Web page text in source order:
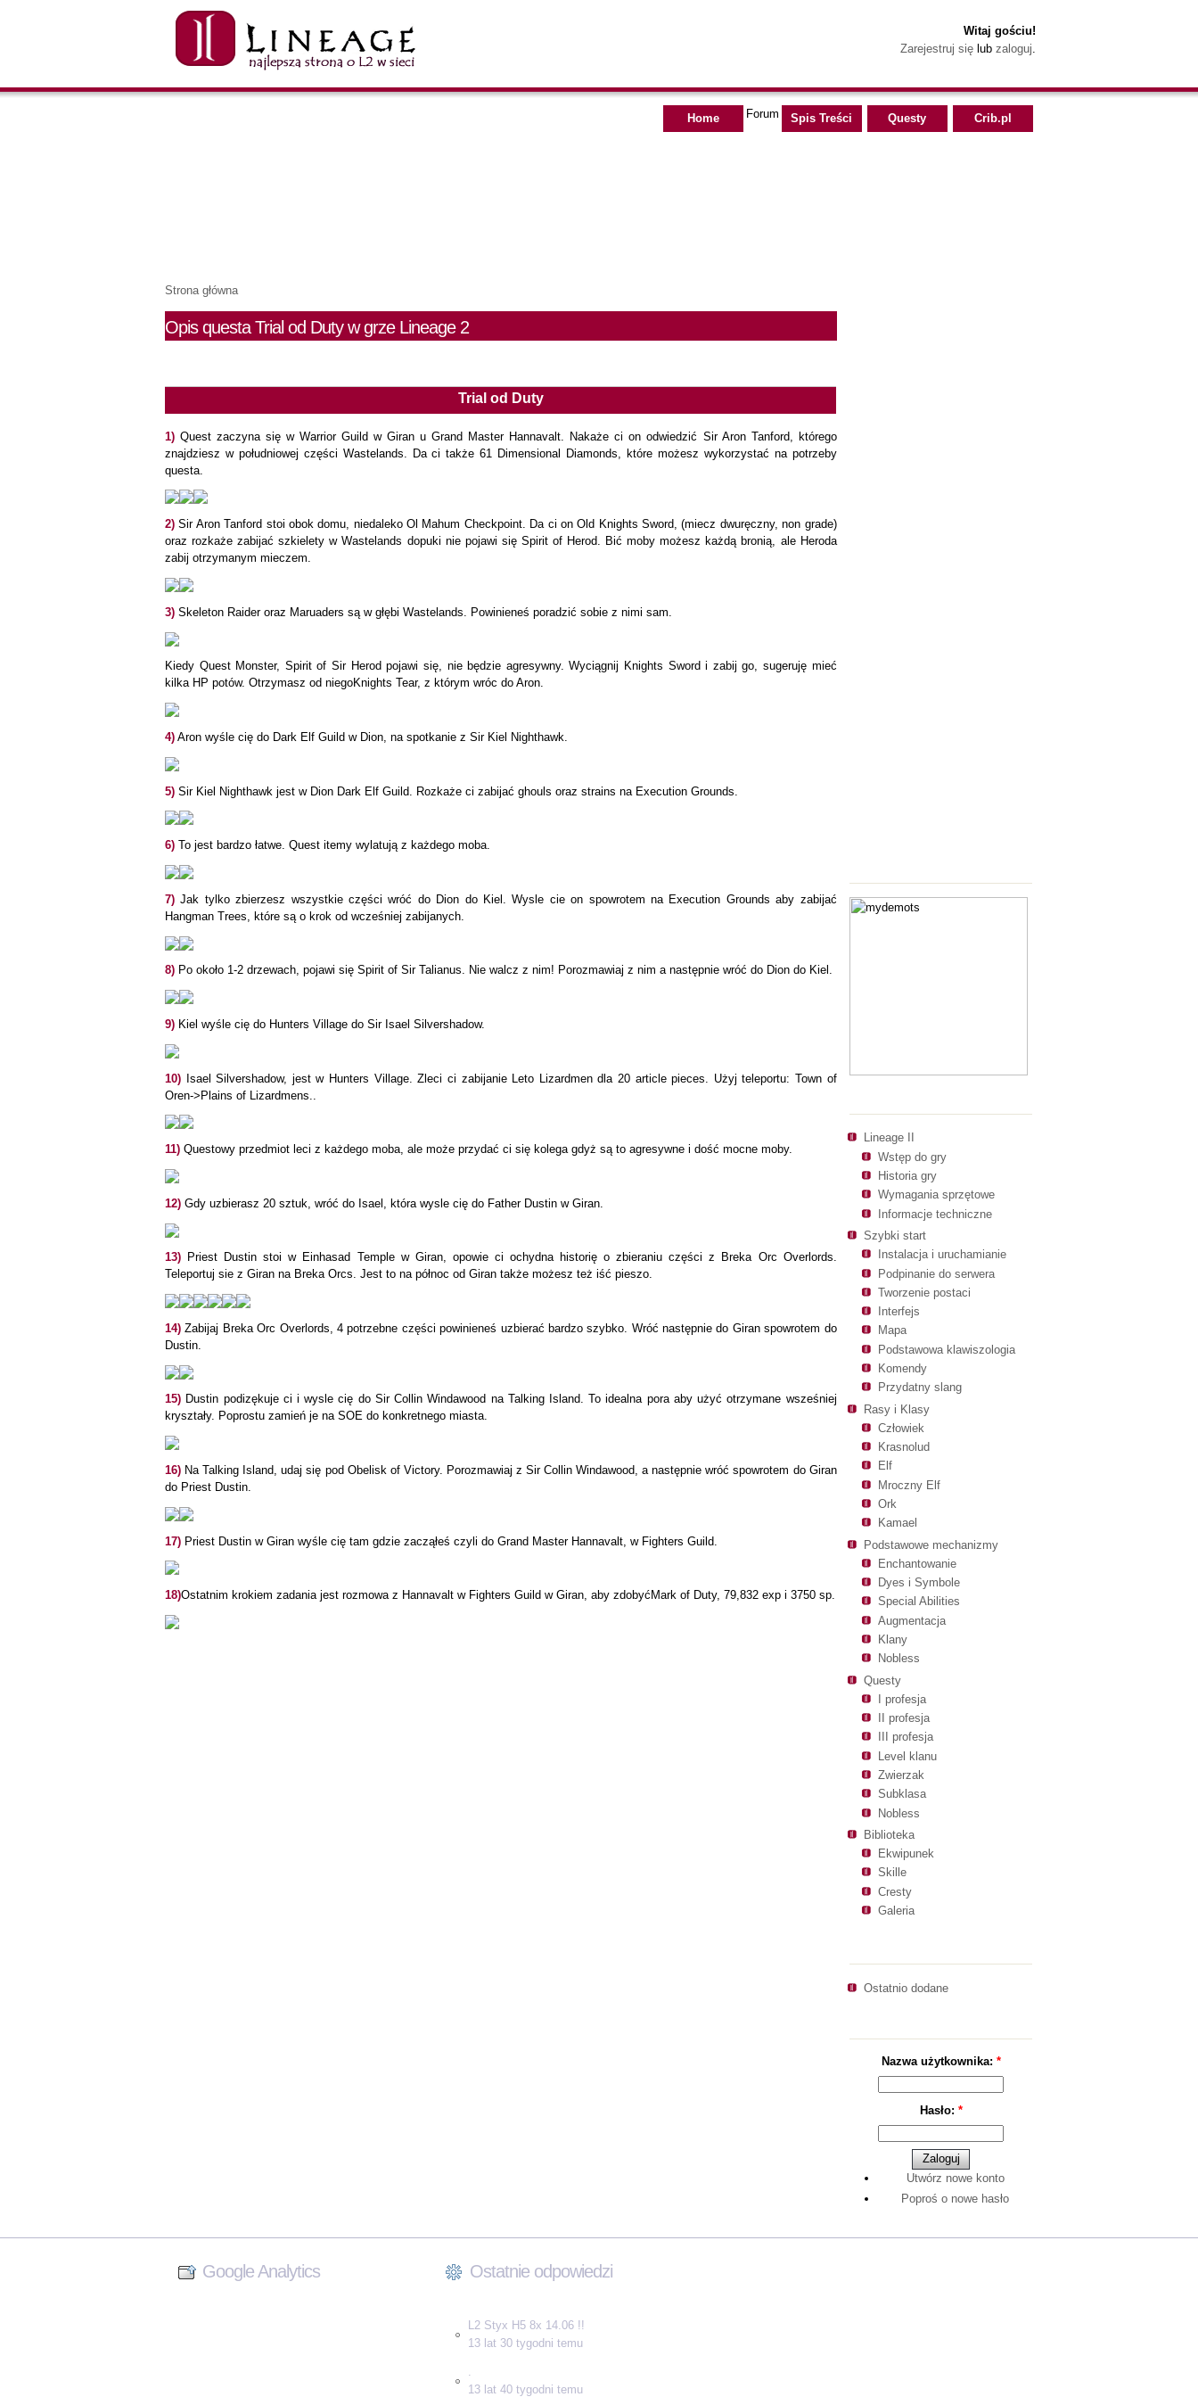
Witaj gościu!
Zarejestruj sięlub zaloguj.
Home Forum Spis Treści Questy Crib.pl
Strona główna
Opis questa Trial od Duty w grze Lineage 2
Trial od Duty
1) Quest zaczyna się w Warrior Guild w Giran u Grand Master Hannavalt. Nakaże ci on odwiedzić Sir Aron Tanford, którego
znajdziesz w południowej części Wastelands. Da ci także 61 Dimensional Diamonds, które możesz wykorzystać na potrzeby
questa.
2) Sir Aron Tanford stoi obok domu, niedaleko Ol Mahum Checkpoint. Da ci on Old Knights Sword, (miecz dwuręczny, non grade)
oraz rozkaże zabijać szkielety w Wastelands dopuki nie pojawi się Spirit of Herod. Bić moby możesz każdą bronią, ale Heroda
zabij otrzymanym mieczem.
3) Skeleton Raider oraz Maruaders są w głębi Wastelands. Powinieneś poradzić sobie z nimi sam.
Kiedy Quest Monster, Spirit of Sir Herod pojawi się, nie będzie agresywny. Wyciągnij Knights Sword i zabij go, sugeruję mieć
kilka HP potów. Otrzymasz od niegoKnights Tear, z którym wróc do Aron.
4) Aron wyśle cię do Dark Elf Guild w Dion, na spotkanie z Sir Kiel Nighthawk.
5) Sir Kiel Nighthawk jest w Dion Dark Elf Guild. Rozkaże ci zabijać ghouls oraz strains na Execution Grounds.
6) To jest bardzo łatwe. Quest itemy wylatują z każdego moba.
7) Jak tylko zbierzesz wszystkie części wróć do Dion do Kiel. Wysle cie on spowrotem na Execution Grounds aby zabijać
Hangman Trees, które są o krok od wcześniej zabijanych.
8) Po około 1-2 drzewach, pojawi się Spirit of Sir Talianus. Nie walcz z nim! Porozmawiaj z nim a następnie wróć do Dion do Kiel.
9) Kiel wyśle cię do Hunters Village do Sir Isael Silvershadow.
10) Isael Silvershadow, jest w Hunters Village. Zleci ci zabijanie Leto Lizardmen dla 20 article pieces. Użyj teleportu: Town of
Oren->Plains of Lizardmens..
11) Questowy przedmiot leci z każdego moba, ale może przydać ci się kolega gdyż są to agresywne i dość mocne moby.
12) Gdy uzbierasz 20 sztuk, wróć do Isael, która wysle cię do Father Dustin w Giran.
13) Priest Dustin stoi w Einhasad Temple w Giran, opowie ci ochydna historię o zbieraniu części z Breka Orc Overlords.
Teleportuj sie z Giran na Breka Orcs. Jest to na północ od Giran także możesz też iść pieszo.
14) Zabijaj Breka Orc Overlords, 4 potrzebne części powinieneś uzbierać bardzo szybko. Wróć następnie do Giran spowrotem do
Dustin.
15) Dustin podizękuje ci i wysle cię do Sir Collin Windawood na Talking Island. To idealna pora aby użyć otrzymane wsześniej
kryształy. Poprostu zamień je na SOE do konkretnego miasta.
16) Na Talking Island, udaj się pod Obelisk of Victory. Porozmawiaj z Sir Collin Windawood, a następnie wróć spowrotem do Giran
do Priest Dustin.
17) Priest Dustin w Giran wyśle cię tam gdzie zacząłeś czyli do Grand Master Hannavalt, w Fighters Guild.
18)Ostatnim krokiem zadania jest rozmowa z Hannavalt w Fighters Guild w Giran, aby zdobyćMark of Duty, 79,832 exp i 3750 sp.
Lineage II
Wstęp do gry
Historia gry
Wymagania sprzętowe
Informacje techniczne
Szybki start
Instalacja i uruchamianie
Podpinanie do serwera
Tworzenie postaci
Interfejs
Mapa
Podstawowa klawiszologia
Komendy
Przydatny slang
Rasy i Klasy
Człowiek
Krasnolud
Elf
Mroczny Elf
Ork
Kamael
Podstawowe mechanizmy
Enchantowanie
Dyes i Symbole
Special Abilities
Augmentacja
Klany
Nobless
Questy
I profesja
II profesja
III profesja
Level klanu
Zwierzak
Subklasa
Nobless
Biblioteka
Ekwipunek
Skille
Cresty
Galeria
Ostatnio dodane
Nazwa użytkownika: *
Hasło: *
Utwórz nowe konto
Poproś o nowe hasło
Google Analytics Ostatnie odpowiedzi
L2 Styx H5 8x 14.06 !!
13 lat 30 tygodni temu
13 lat 40 tygodni temu